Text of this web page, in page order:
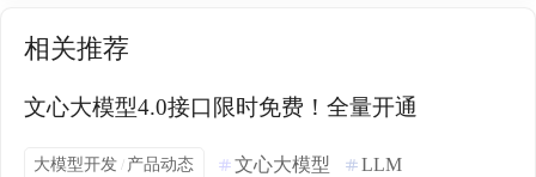
相关推荐
文心大模型4.0接口限时免费！全量开通
大模型开发 / 产品动态 文心大模型 LLM